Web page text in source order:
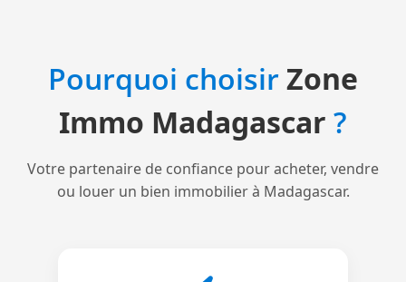
Pourquoi choisirZone
Immo Madagascar ?
Votre partenaire de confiance pour acheter, vendre
ou louer un bien immobilier à Madagascar.